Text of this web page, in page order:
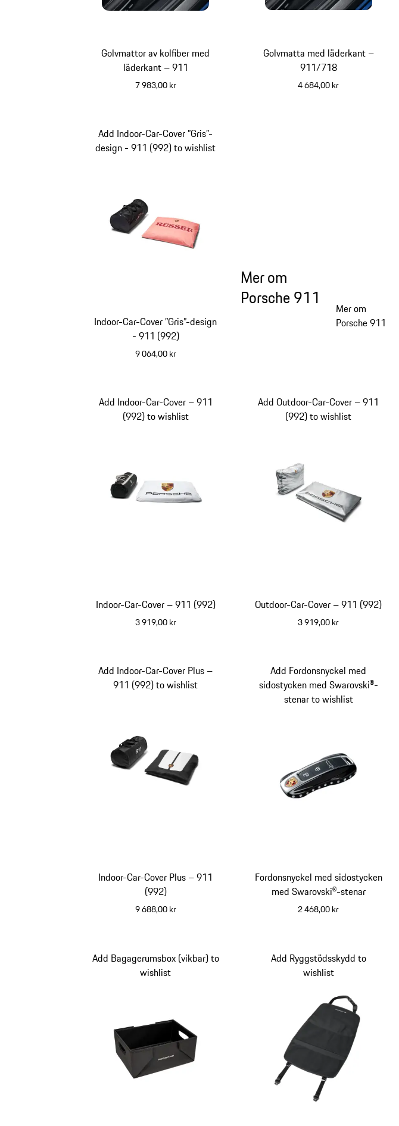
Golvmattor av kolfiber med
läderkant – 911
7 983,00 kr
Golvmatta med läderkant –
911/718
4 684,00 kr
Indoor-Car-Cover ”Gris”-design
- 911 (992)
9 064,00 kr
Add Indoor-Car-Cover ”Gris”-
design - 911 (992) to wishlist
Mer om
Porsche 911
Mer om
Porsche 911
Indoor-Car-Cover – 911 (992)
3 919,00 kr
Add Indoor-Car-Cover – 911
(992) to wishlist
Outdoor-Car-Cover – 911 (992)
3 919,00 kr
Add Outdoor-Car-Cover – 911
(992) to wishlist
Indoor-Car-Cover Plus – 911
(992)
9 688,00 kr
Add Indoor-Car-Cover Plus –
911 (992) to wishlist
Fordonsnyckel med sidostycken
med Swarovski®-stenar
2 468,00 kr
Add Fordonsnyckel med
sidostycken med Swarovski®-
stenar to wishlist
Add Bagagerumsbox (vikbar) to
wishlist
Add Ryggstödsskydd to
wishlist